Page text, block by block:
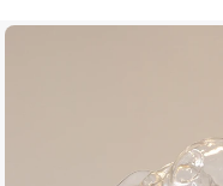
Hoppa